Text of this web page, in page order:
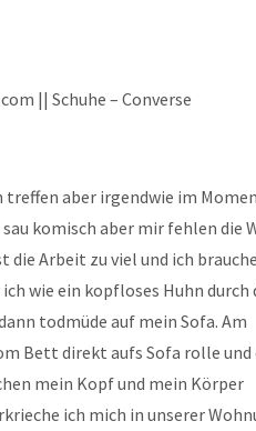
|| Schuhe – Converse
treffen aber irgendwie im
komisch aber mir fehlen die
Arbeit zu viel und ich brauche
wie ein kopfloses Huhn durch
todmüde auf mein Sofa. Am
Bett direkt aufs Sofa rolle und
mein Kopf und mein Körper
ich mich in unserer